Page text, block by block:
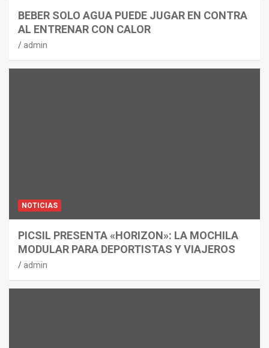
BEBER SOLO AGUA PUEDE JUGAR EN CONTRA
AL ENTRENAR CON CALOR
admin
NOTICIAS
PICSIL PRESENTA «HORIZON»: LA MOCHILA
MODULAR PARA DEPORTISTAS Y VIAJEROS
admin